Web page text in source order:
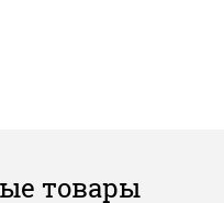
товары